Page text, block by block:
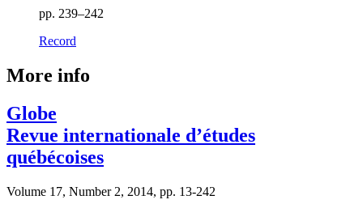
pp. 239–242
Record
More info
Globe
Revue internationale d’études
québécoises
Volume 17, Number 2, 2014, pp. 13-242